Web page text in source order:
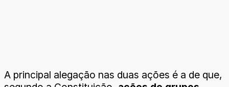
A principal alegação nas duas ações é a de que,